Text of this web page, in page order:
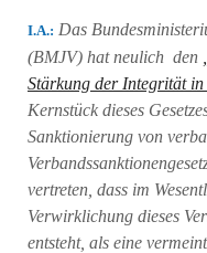
Ι.Α.: Das
(BMJV) hat neulich den
Stärkung der Integrität
Kernstück dieses
Sanktionierung von
vertreten, dass im
Verwirklichung dieses
entsteht, als eine